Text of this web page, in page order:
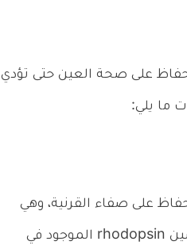
على صحة العين حتى تؤدي
ما يلي:
على صفاء القرنية، وهي
الغطاء الخارجي للعين، كما يعتبر فيتامين أ أحد مكونات بروتين رودوبسين rhodopsin الموجود في